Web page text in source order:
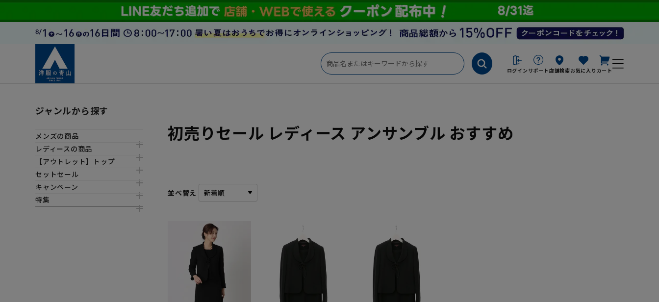
ログイン サポート店舗検索お気に入り カート
ジャンルから探す
メンズの商品
レディースの商品
【アウトレット】トップ
セットセール
キャンペーン
特集
初売りセール レディース アンサンブル おすすめ
並べ替え